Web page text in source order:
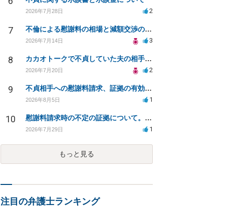
2026年7月28日 2
7 不倫による慰謝料の相場と減額交渉の可能性について
2026年7月14日 3
8 カカオトークで不貞していた夫の相手を特定したい
2026年7月20日 2
9 不貞相手への慰謝料請求、証拠の有効性と対応方法は？
2026年8月5日 1
10 慰謝料請求時の不定の証拠について。効力があるのか知りたい。
2026年7月29日 1
もっと見る
注目の弁護士ランキング